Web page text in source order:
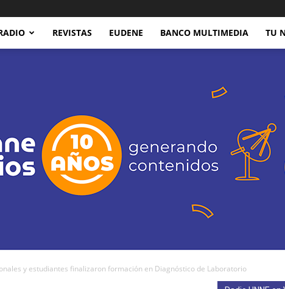
REVISTAS EUDENE BANCO MULTIMEDIA TU
y estudiantes finalizaron formación en Diagnóstico de Laboratorio